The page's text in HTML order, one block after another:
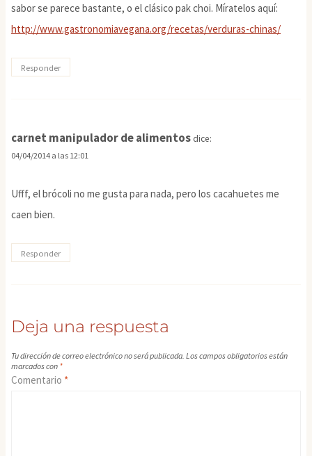
sabor se parece bastante, o el clásico pak choi. Míratelos aquí:
http://www.gastronomiavegana.org/recetas/verduras-chinas/
Responder
carnet manipulador de alimentos dice:
04/04/2014 a las 12:01
Ufff, el brócoli no me gusta para nada, pero los cacahuetes me
caen bien.
Responder
Deja una respuesta
Tu dirección de correo electrónico no será publicada. Los campos obligatorios están
marcados con *
Comentario *